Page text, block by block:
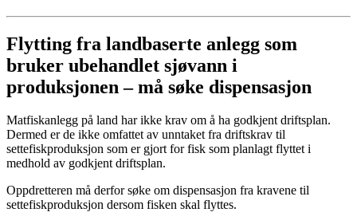
Flytting fra landbaserte anlegg som
bruker ubehandlet sjøvann i
produksjonen – må søke dispensasjon
Matfiskanlegg på land har ikke krav om å ha godkjent driftsplan.
Dermed er de ikke omfattet av unntaket fra driftskrav til
settefiskproduksjon som er gjort for fisk som planlagt flyttet i
medhold av godkjent driftsplan.
Oppdretteren må derfor søke om dispensasjon fra kravene til
settefiskproduksjon dersom fisken skal flyttes.